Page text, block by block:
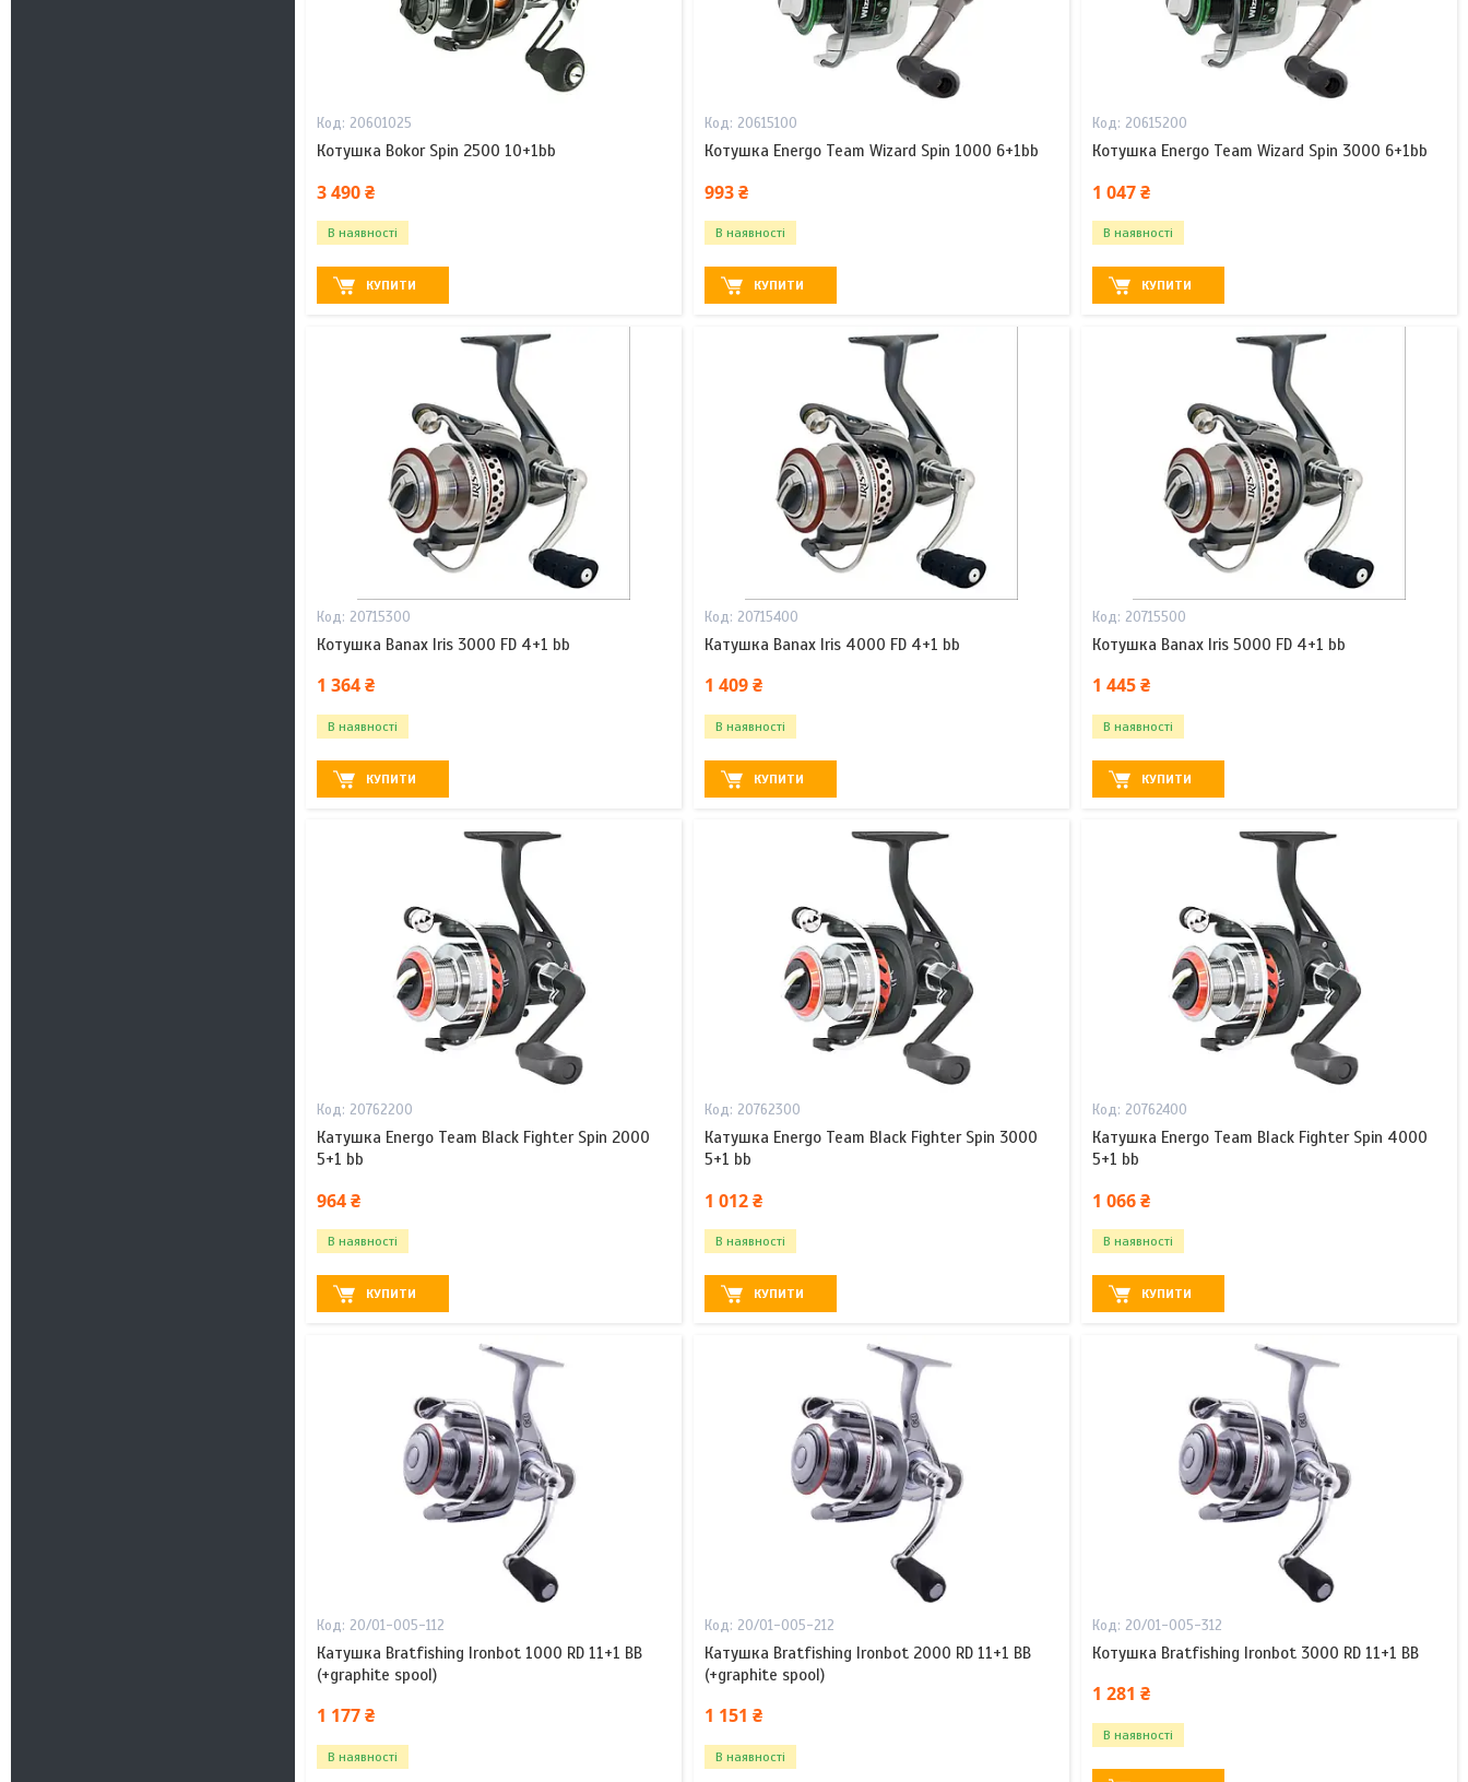
20601025
Котушка Bokor Spin 2500 10+1bb
3 490 ₴
В наявності
КУПИТИ
20615100
Котушка Energo Team Wizard Spin 1000 6+1bb
993 ₴
В наявності
КУПИТИ
20615200
Котушка Energo Team Wizard Spin 3000 6+1bb
1 047 ₴
В наявності
КУПИТИ
20715300
Котушка Banax Iris 3000 FD 4+1 bb
1 364 ₴
В наявності
КУПИТИ
20715400
Катушка Banax Iris 4000 FD 4+1 bb
1 409 ₴
В наявності
КУПИТИ
20715500
Котушка Banax Iris 5000 FD 4+1 bb
1 445 ₴
В наявності
КУПИТИ
20762200
Катушка Energo Team Black Fighter Spin 2000
5+1 bb
964 ₴
В наявності
КУПИТИ
20762300
Катушка Energo Team Black Fighter Spin 3000
5+1 bb
1 012 ₴
В наявності
КУПИТИ
20762400
Катушка Energo Team Black Fighter Spin 4000
5+1 bb
1 066 ₴
В наявності
КУПИТИ
20/01-005-112
Катушка Bratfishing Ironbot 1000 RD 11+1 BB
(+graphite spool)
1 177 ₴
В наявності
20/01-005-212
Катушка Bratfishing Ironbot 2000 RD 11+1 BB
(+graphite spool)
1 151 ₴
В наявності
20/01-005-312
Котушка Bratfishing Ironbot 3000 RD 11+1 BB
1 281 ₴
В наявності